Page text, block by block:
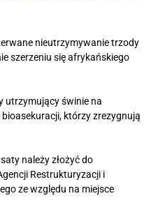
nieutrzymywanie trzody
szerzeniu się afrykańskiego
utrzymujący świnie na
którzy zrezygnują
należy złożyć do
Restrukturyzacji i
ze względu na miejsce